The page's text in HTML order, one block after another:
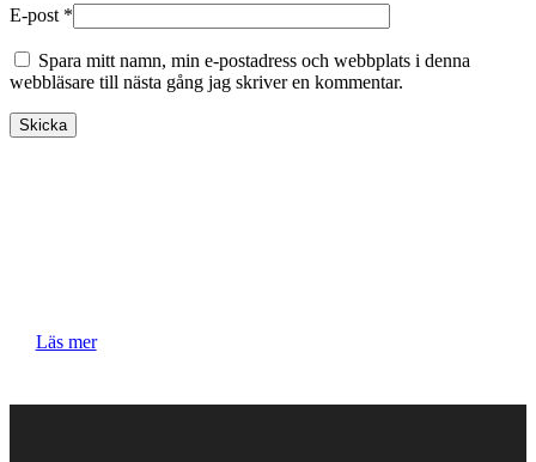
E-post *
Spara mitt namn, min e-postadress och webbplats i denna
webbläsare till nästa gång jag skriver en kommentar.
Läs mer